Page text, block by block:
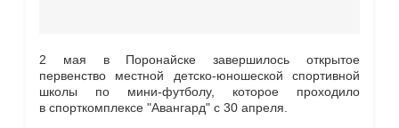
2 мая в Поронайске завершилось открытое
первенство местной детско-юношеской спортивной
школы по мини-футболу, которое проходило
в спорткомплексе "Авангард" с 30 апреля.